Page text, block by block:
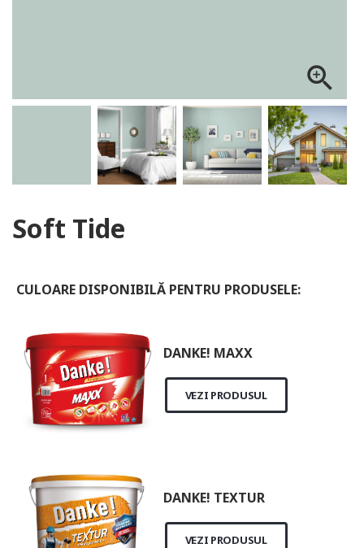
zoom_in
Soft Tide
CULOARE DISPONIBILĂ PENTRU PRODUSELE:
DANKE! MAXX
VEZI PRODUSUL
DANKE! TEXTUR
VEZI PRODUSUL